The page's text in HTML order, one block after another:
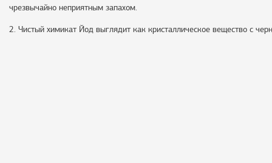
чрезвычайно неприятным запахом.
2. Чистый химикат Йод выглядит как кристаллическое вещество с